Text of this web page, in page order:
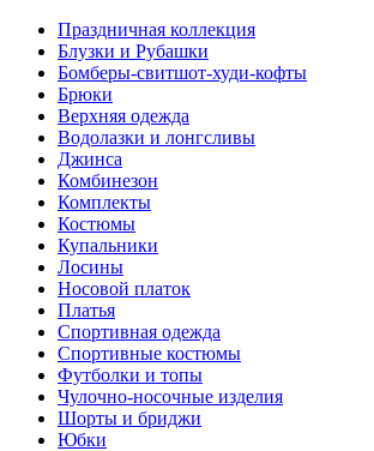
Праздничная коллекция
Блузки и Рубашки
Бомберы-свитшот-худи-кофты
Брюки
Верхняя одежда
Водолазки и лонгсливы
Джинса
Комбинезон
Комплекты
Костюмы
Купальники
Лосины
Носовой платок
Платья
Спортивная одежда
Спортивные костюмы
Футболки и топы
Чулочно-носочные изделия
Шорты и бриджи
Юбки